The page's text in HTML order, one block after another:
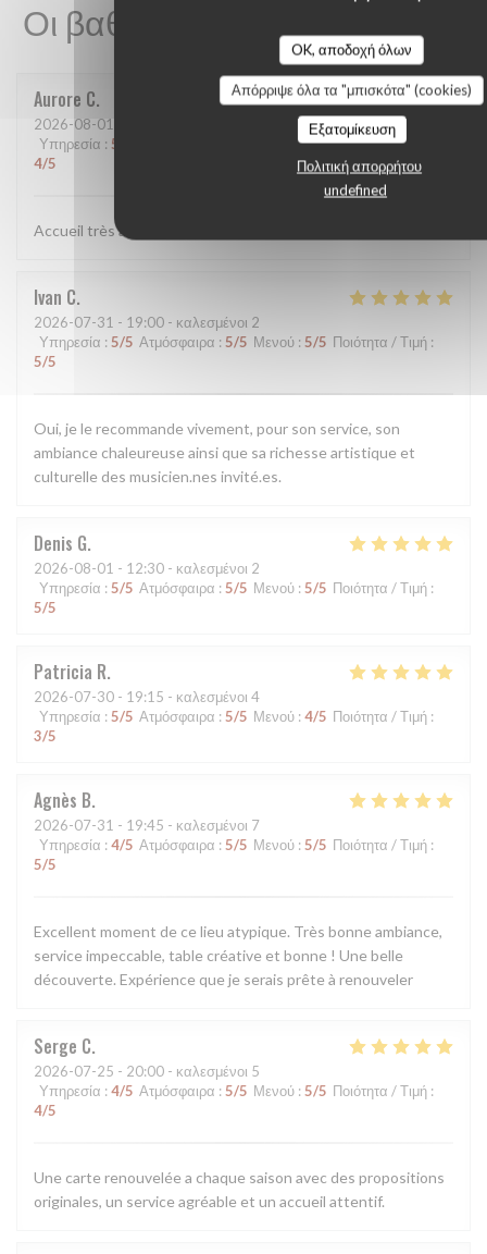
OK, αποδοχή όλων
Απόρριψε όλα τα "μπισκότα" (cookies)
Εξατομίκευση
Πολιτική απορρήτου
undefined
Οι βαθμολογίες πελατών μας
Aurore C
2026-08-01
Υπηρεσία : 5 :4/5 Ποιότητα / Τιμή
4/5
Accueil très agréable ! Plats très satisfaisants
Ivan C
2026-07-31 - 19:00 - καλεσμένοι 2
Υπηρεσία : 5/5 Ατμόσφαιρα : 5/5 Μενού : 5/5 Ποιότητα / Τιμή :
5/5
Oui, je le recommande vivement, pour son service, son
ambiance chaleureuse ainsi que sa richesse artistique et
culturelle des musicien.nes invité.es.
Denis G
2026-08-01 - 12:30 - καλεσμένοι 2
Υπηρεσία : 5/5 Ατμόσφαιρα : 5/5 Μενού : 5/5 Ποιότητα / Τιμή :
5/5
Patricia R
2026-07-30 - 19:15 - καλεσμένοι 4
Υπηρεσία : 5/5 Ατμόσφαιρα : 5/5 Μενού : 4/5 Ποιότητα / Τιμή :
3/5
Agnès B
2026-07-31 - 19:45 - καλεσμένοι 7
Υπηρεσία : 4/5 Ατμόσφαιρα : 5/5 Μενού : 5/5 Ποιότητα / Τιμή :
5/5
Excellent moment de ce lieu atypique. Très bonne ambiance,
service impeccable, table créative et bonne ! Une belle
découverte. Expérience que je serais prête à renouveler
Serge C
2026-07-25 - 20:00 - καλεσμένοι 5
Υπηρεσία : 4/5 Ατμόσφαιρα : 5/5 Μενού : 5/5 Ποιότητα / Τιμή :
4/5
Une carte renouvelée a chaque saison avec des propositions
originales, un service agréable et un accueil attentif.